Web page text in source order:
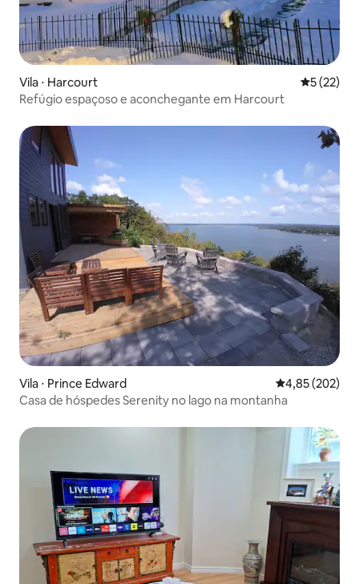
Vila ⋅ Harcourt 5 de uma
5 (22)
Refúgio espaçoso e aconchegante em Harcourt
Vila ⋅ Prince Edward 4,85 de uma
4,85 (202)
Casa de hóspedes Serenity no lago na montanha